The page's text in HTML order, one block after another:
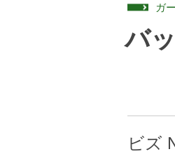
ガ
バ
ビズ